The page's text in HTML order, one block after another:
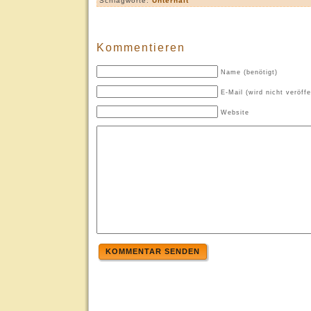
Kommentieren
Name (benötigt)
E-Mail (wird nicht
Website
KOMMENTAR SENDEN